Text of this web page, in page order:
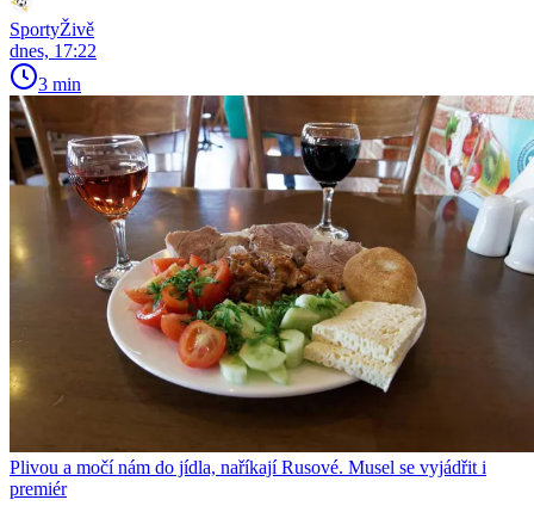
SportyŽivě
dnes, 17:22
3 min
Plivou a močí nám do jídla, naříkají Rusové. Musel se vyjádřit i
premiér